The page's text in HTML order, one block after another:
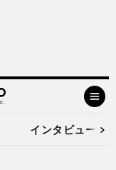
インタビュー